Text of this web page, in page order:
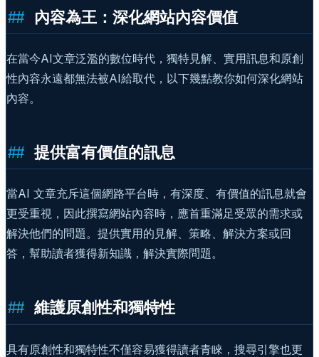
內容為王：深化網站內容價值
在當今AI文章泛濫的數位時代，獨特見解、實用訊息和原創
性內容永遠都無法被AI給取代，以下幾點教你如何深化網站
內容。
提供富有價值的訊息
當AI 文章充斥這個網路平台時，有深度、有價值的訊息就會
更受重視，因此撰寫網站內容時，應首重滿足受眾的需求或
解決他們的問題。提供實用的見解、策略、解決方案或回
答，幫助讀者獲得新知識，解決實際問題。
維護原創性和獨特性
具有原創性和獨特性不僅容易獲得讀者青睞，搜尋引擎也更